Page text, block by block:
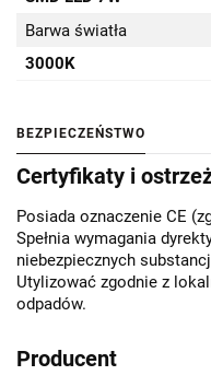
Barwa światła
3000K
BEZPIECZEŃSTWO
Certyfikaty i
Posiada oznaczenie CE
Spełnia wymagania
niebezpiecznych
Utylizować zgodnie z
odpadów.
Producent